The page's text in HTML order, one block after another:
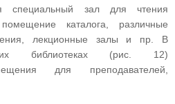
специальный зал для чтения
каталога, различные
лекционные залы и пр. В
библиотеках (рис. 12)
для преподавателей,